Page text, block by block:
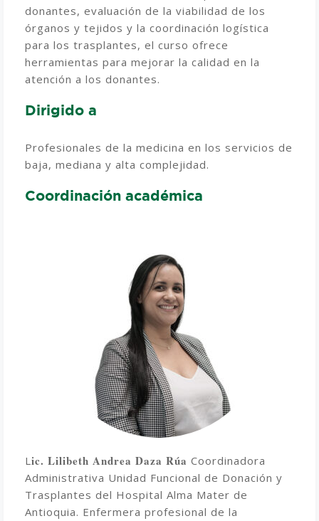
donantes, evaluación de la viabilidad de los
órganos y tejidos y la coordinación logística
para los trasplantes, el curso ofrece
herramientas para mejorar la calidad en la
atención a los donantes.
Dirigido a
Profesionales de la medicina en los servicios de
baja, mediana y alta complejidad.
Coordinación académica
Lic. Lilibeth Andrea Daza Rúa Coordinadora
Administrativa Unidad Funcional de Donación y
Trasplantes del Hospital Alma Mater de
Antioquia. Enfermera profesional de la